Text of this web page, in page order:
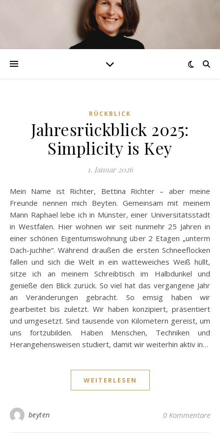
RÜCKBLICK
Jahresrückblick 2025:
Simplicity is Key
1. Januar 2026
Mein Name ist Richter, Bettina Richter – aber meine
Freunde nennen mich Beyten. Gemeinsam mit meinem
Mann Raphael lebe ich in Münster, einer Universitätsstadt
in Westfalen. Hier wohnen wir seit nunmehr 25 Jahren in
einer schönen Eigentumswohnung über 2 Etagen „unterm
Dach-juchhe“. Während draußen die ersten Schneeflocken
fallen und sich die Welt in ein watteweiches Weiß hüllt,
sitze ich an meinem Schreibtisch im Halbdunkel und
genieße den Blick zurück. So viel hat das vergangene Jahr
an Veränderungen gebracht. So emsig haben wir
gearbeitet bis zuletzt. Wir haben konzipiert, präsentiert
und umgesetzt. Sind tausende von Kilometern gereist, um
uns fortzubilden. Haben Menschen, Techniken und
Herangehensweisen studiert, damit wir weiterhin aktiv in…
WEITERLESEN
beyten 0 Kommentare